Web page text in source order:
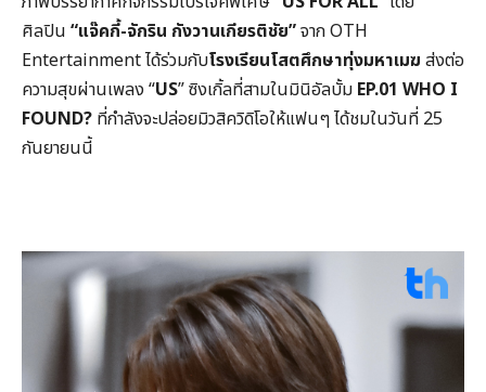
ศิลปิน “แจ๊คกี้-จักริน กังวานเกียรติชัย”จาก OTH
Entertainment ได้ร่วมกับโรงเรียนโสตศึกษาทุ่งมหาเมฆ ส่งต่อ
ความสุขผ่านเพลง “US” ซิงเกิ้ลที่สามในมินิอัลบั้ม EP.01 WHO I
FOUND? ที่กำลังจะปล่อยมิวสิควิดิโอให้แฟนๆ ได้ชมในวันที่ 25
กันยายนนี้